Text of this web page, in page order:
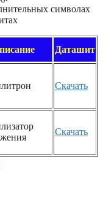
символах
Даташит
Скачать
Скачать